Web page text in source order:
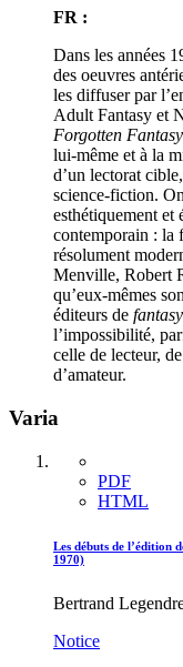
FR :
Dans les années
des oeuvres
les diffuser par
Adult Fantasy et
Forgotten
lui-même et à la
d’un lectorat
science-fiction.
esthétiquement et
contemporain : la
résolument
Menville, Robert
qu’eux-mêmes
éditeurs de fantasy
l’impossibilité,
celle de lecteur,
d’amateur.
Varia
PDF
HTML
Les débuts de l’édition
1970)
Bertrand
Notice